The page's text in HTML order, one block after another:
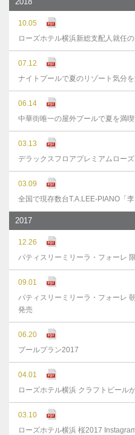
10.05
ローズホテル横浜新総支配人就任
07.12
ナイトプールで夏のリゾート気分
06.14
中華街唯一の屋外プールで夏を満喫
03.13
デラックスフロアプレミアムロー
03.09
全国で現存数台T.A.LEE-PIANO「
2017
12.26
パティスリーミリーラ・フォーレ
09.01
パティスリーミリーラ・フォーレ
発売
06.20
プールプラン2017
04.01
ローズホテル横浜 クラフトビール
03.10
ローズホテル横浜 桜2017